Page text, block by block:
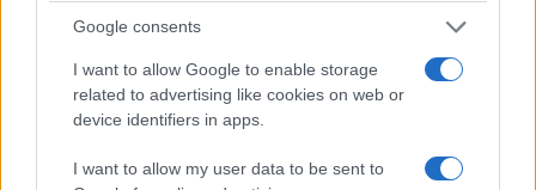
Google consents
I want to allow Google to enable storage
related to advertising like cookies on web or
device identifiers in apps.
I want to allow my user data to be sent to
χρήσιμος, όχι
αρεστός”
8 Αυγούστου 2026, 12:57
μμ